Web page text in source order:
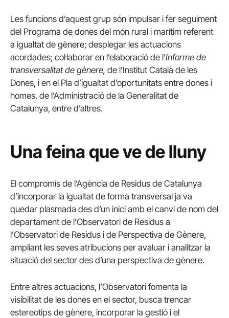
Les funcions d’aquest grup són impulsar i fer seguiment
del Programa de dones del món rural i marítim referent
a igualtat de gènere; desplegar les actuacions
acordades; col·laborar en l’elaboració de l’Informe de
transversalitat de gènere, de l’Institut Català de les
Dones, i en el Pla d’igualtat d’oportunitats entre dones i
homes, de l’Administració de la Generalitat de
Catalunya, entre d’altres.
Una feina que ve de lluny
El compromís de l’Agència de Residus de Catalunya
d’incorporar la igualtat de forma transversal ja va
quedar plasmada des d’un inici amb el canvi de nom del
departament de l’Observatori de Residus a
l’Observatori de Residus i de Perspectiva de Gènere,
ampliant les seves atribucions per avaluar i analitzar la
situació del sector des d’una perspectiva de gènere.
Entre altres actuacions, l’Observatori fomenta la
visibilitat de les dones en el sector, busca trencar
estereotips de gènere, incorporar la gestió i el